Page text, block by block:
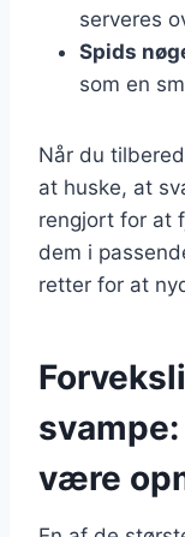
serveres
Spids
som en
Når du
at huske, at
rengjort for at
dem i
retter for at
være